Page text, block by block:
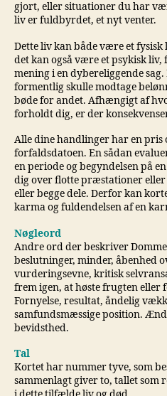
gjort, eller situationer du har
liv er fuldbyrdet, et nyt venter.
Dette liv kan både være et fysisk
det kan også være et psykisk
mening i en dybereliggende
formentlig skulle modtage
bøde for andet. Afhængigt af
forholdt dig, er der
Alle dine handlinger har en pris
forfaldsdatoen. En sådan
en periode og begyndelsen på
dig over flotte præstationer
eller begge dele. Derfor kan
karma og fuldendelsen af en
Nøgleord
Andre ord der beskriver
beslutninger, minder, åbenhed
vurderingsevne, kritisk
frem igen, at høste frugten eller
Fornyelse, resultat, åndelig
samfundsmæssige position.
bevidsthed.
Tal
Kortet har nummer tyve, som
sammenlagt giver to, tallet